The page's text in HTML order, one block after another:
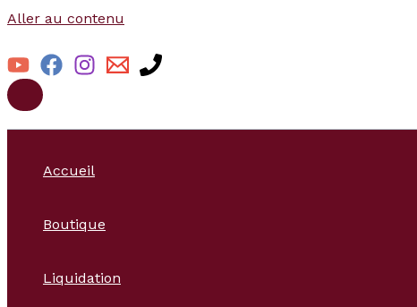
Aller au contenu
Accueil
Boutique
Liquidation